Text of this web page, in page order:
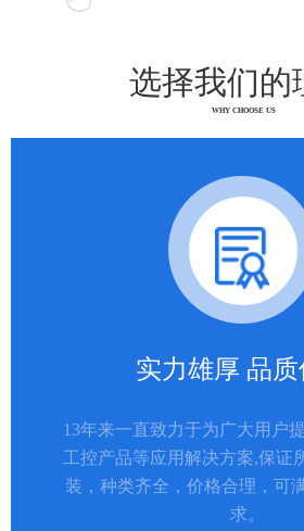
选择我们的
WHY CHOOSE US
实力雄厚 品
13年来一直致力于为广大用户
工控产品等应用解决方案,保证
装，种类齐全，价格合理，可
求。